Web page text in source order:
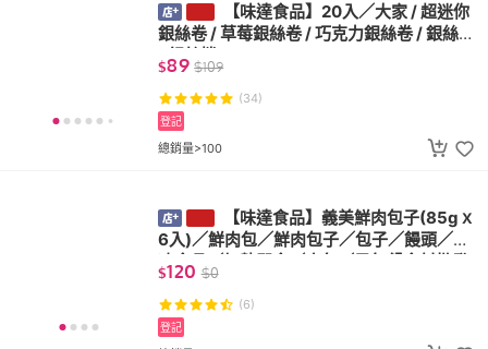
【味達食品】20入／大家 / 超迷你
銀絲卷 / 草莓銀絲卷 / 巧克力銀絲卷 / 銀絲卷
/ 銀絲捲 / 500g
$89 $109
(34)
總銷量>100
登記
【味達食品】義美鮮肉包子(85gｘ
6入)／鮮肉包／鮮肉包子／包子／饅頭／冷
凍食品／加熱即食／肉包／早午餐食材批發
$120 $0
(6)
登記